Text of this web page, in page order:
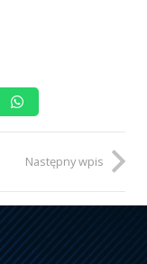
Następny wpis